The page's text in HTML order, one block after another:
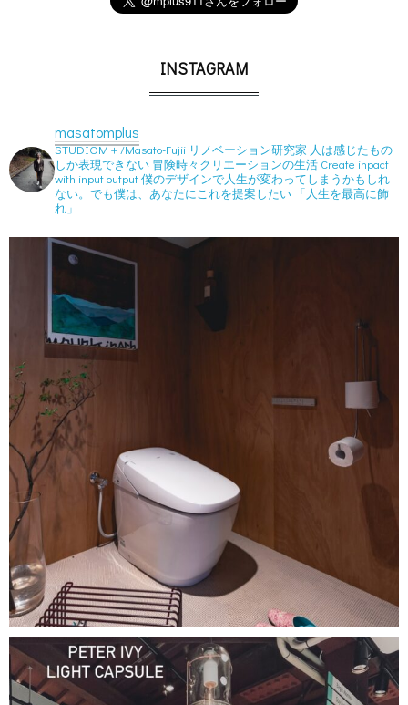
INSTAGRAM
masatomplus
STUDIOM＋/Masato-Fujii リノベーション研究家 人は感じたもの
しか表現できない 冒険時々クリエーションの生活 Create inpact
with input output僕のデザインで人生が変わってしまうかもしれ
ない。でも僕は、あなたにこれを提案したい 「人生を最高に飾
れ」